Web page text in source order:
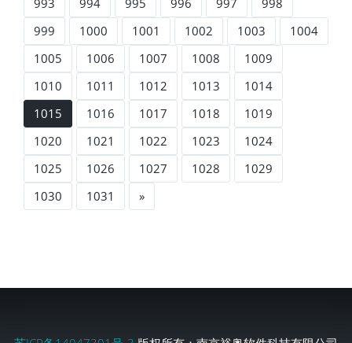
993
994 995 996 997
998
999
1000 1001 1002 1003
1004
1005
1006 1007 1008
1009
1010
1011 1012 1013
1014
1015
1016 1017 1018
1019
1020
1021 1022 1023
1024
1025
1026 1027 1028
1029
1030
1031 »